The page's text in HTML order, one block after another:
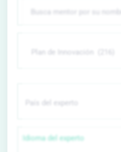
Idioma del experto